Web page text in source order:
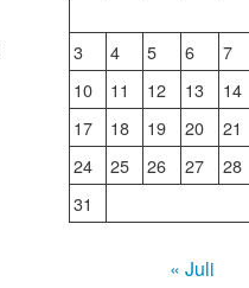
3
4 5 6 7
10
11 12 13 14
17
18 19 20 21
24
25 26 27 28
31
« Juli